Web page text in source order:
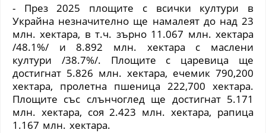
- През 2025 площите с всички култури в
Украйна незначително ще намалеят до над 23
млн. хектара, в т.ч. зърно 11.067 млн. хектара
/48.1%/ и 8.892 млн. хектара с маслени
култури /38.7%/. Площите с царевица ще
достигнат 5.826 млн. хектара, ечемик 790,200
хектара, пролетна пшеница 222,700 хектара.
Площите със слънчоглед ще достигнат 5.171
млн. хектара, соя 2.423 млн. хектара, рапица
1.167 млн. хектара.